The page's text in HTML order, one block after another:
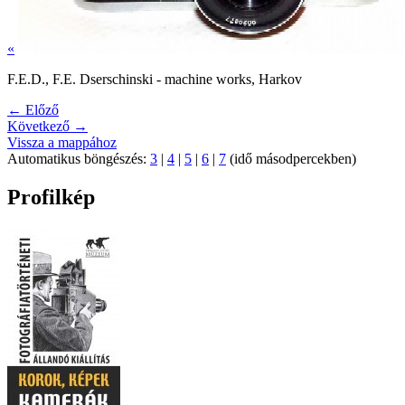
«
F.E.D., F.E. Dserschinski - machine works, Harkov
← Előző
Következő →
Vissza a mappához
Automatikus böngészés: 3 | 4 | 5 | 6 | 7 (idő másodpercekben)
Profilkép